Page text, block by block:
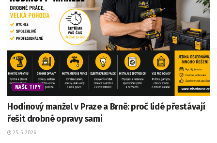
NAŠE TIPY
Hodinový manžel v Praze a Brně: proč lidé přestávají
řešit drobné opravy sami
25. 5. 2026